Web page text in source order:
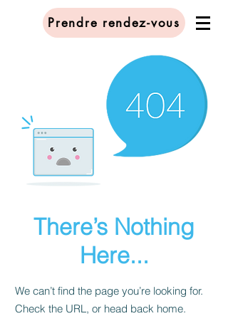
Prendre rendez-vous
There’s Nothing
Here...
We can’t find the page you’re looking for.
Check the URL, or head back home.